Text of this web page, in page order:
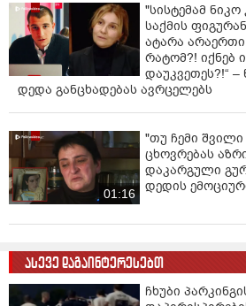
"სისტემამ
საქმის
ატარა
რატომ?! იქნებ
დაუკვეთეს?!“
დედა განცხადებას ავრცელებს
01:16
"თუ ჩემი
ცხოვრებას
დაკარგული
დედის
ასევე დაგაინტერესებთ
ჩხუბი